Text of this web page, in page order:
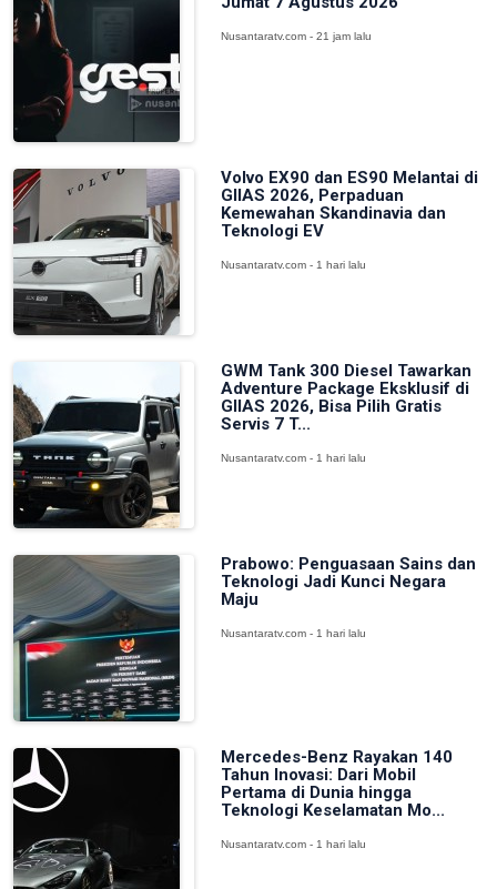
Nusantaratv.com - 21 jam lalu
Volvo EX90 dan ES90 Melantai di
GIIAS 2026, Perpaduan
Kemewahan Skandinavia dan
Teknologi EV
Nusantaratv.com - 1 hari lalu
GWM Tank 300 Diesel Tawarkan
Adventure Package Eksklusif di
GIIAS 2026, Bisa Pilih Gratis
Servis 7 T...
Nusantaratv.com - 1 hari lalu
Prabowo: Penguasaan Sains dan
Teknologi Jadi Kunci Negara
Maju
Nusantaratv.com - 1 hari lalu
Mercedes-Benz Rayakan 140
Tahun Inovasi: Dari Mobil
Pertama di Dunia hingga
Teknologi Keselamatan Mo...
Nusantaratv.com - 1 hari lalu